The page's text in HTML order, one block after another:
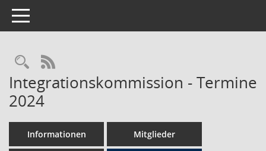
Toggle navigation
Rechercheauswahl
RSS-Feed
Integrationskommission - Termine
2024
Informationen Mitglieder